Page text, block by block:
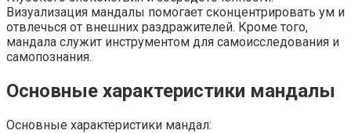
Визуализация мандалы помогает сконцентрировать ум и
отвлечься от внешних раздражителей. Кроме того,
мандала служит инструментом для самоисследования и
самопознания.
Основные характеристики мандалы
Основные характеристики мандал: